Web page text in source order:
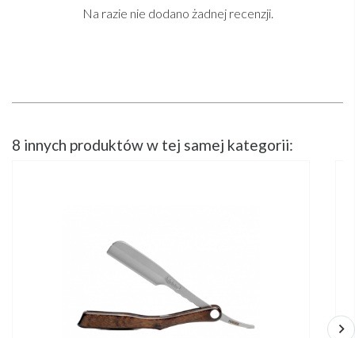
Na razie nie dodano żadnej recenzji.
8 innych produktów w tej samej kategorii: